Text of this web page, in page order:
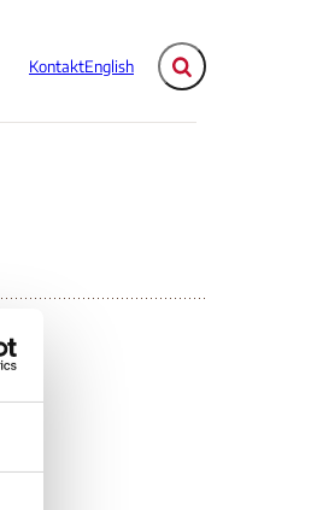
KontaktEnglish Fold søgefelt ud